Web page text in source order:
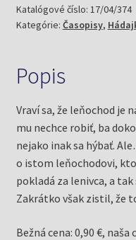
usilovný
leňochod
Katalógové číslo: 17/04/374
Kategórie: Časopisy,
Popis
Vraví sa, že leňochod je
mu nechce robiť, ba
nejako inak sa hýbať.
o istom leňochodovi,
pokladá za lenivca, a
Zakrátko však zistil, že
Bežná cena: 0,90 €, naša